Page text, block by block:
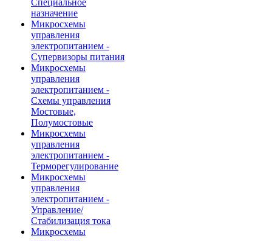
Специальное
назначение
Микросхемы
управления
электропитанием -
Супервизоры питания
Микросхемы
управления
электропитанием -
Схемы управления
Мостовые,
Полумостовые
Микросхемы
управления
электропитанием -
Терморегулирование
Микросхемы
управления
электропитанием -
Управление/
Стабилизация тока
Микросхемы